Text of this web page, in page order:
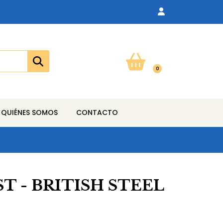
0
QUIÉNES SOMOS CONTACTO
- BRITISH STEEL